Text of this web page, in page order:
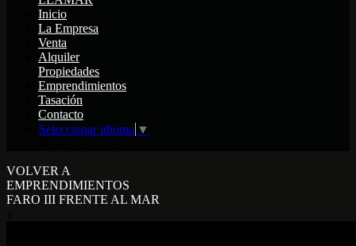
Inicio
La Empresa
Venta
Alquiler
Propiedades
Emprendimientos
Tasación
Contacto
Seleccionar idioma ▼
VOLVER A
EMPRENDIMIENTOS
FARO III FRENTE AL MAR